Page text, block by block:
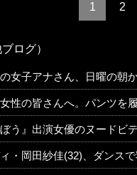
1 2
ログ）
女子アナさん、日曜の朝
性の皆さんへ。パンツを
ぼう』出演女優のヌード
・岡田紗佳(32)、ダンスで